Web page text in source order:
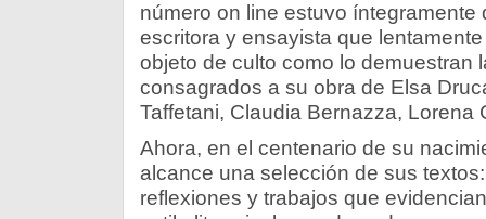
número on line estuvo íntegramente
escritora y ensayista que
objeto de culto como lo demuestran
consagrados a su obra de Elsa
Taffetani, Claudia Bernazza, Lorena
Ahora, en el centenario de su
alcance una selección de sus
reflexiones y trabajos que